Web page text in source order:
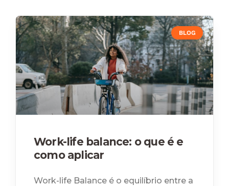
BLOG
Work-life balance: o que é e
como aplicar
Work-life Balance é o equilíbrio entre a